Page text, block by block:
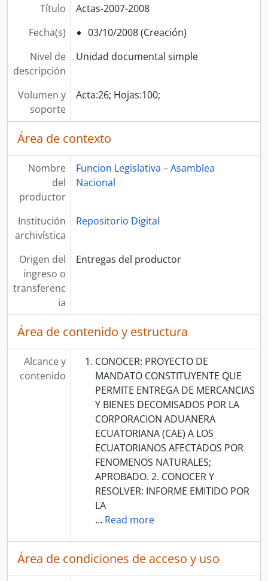
Título
Actas-2007-2008
Fecha(s)
03/10/2008 (Creación)
Nivel de
descripción
Unidad documental simple
Volumen y
soporte
Acta:26; Hojas:100;
Área de contexto
Nombre
del
productor
Funcion Legislativa – Asamblea
Nacional
Institución
archivística
Repositorio Digital
Origen del
ingreso o
transferenc
ia
Entregas del productor
Área de contenido y estructura
Alcance y
contenido
CONOCER: PROYECTO DE
MANDATO CONSTITUYENTE QUE
PERMITE ENTREGA DE MERCANCIAS
Y BIENES DECOMISADOS POR LA
CORPORACION ADUANERA
ECUATORIANA (CAE) A LOS
ECUATORIANOS AFECTADOS POR
FENOMENOS NATURALES;
APROBADO. 2. CONOCER Y
RESOLVER: INFORME EMITIDO POR
LA
… Read more
Área de condiciones de acceso y uso